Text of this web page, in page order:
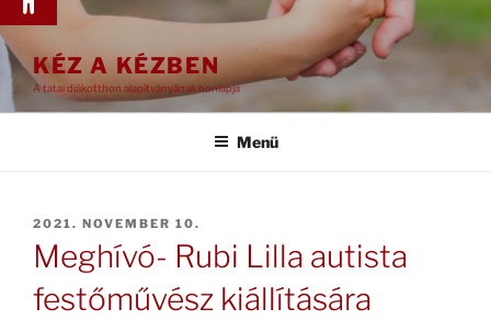
KÉZ A KÉZBEN
A tatai diákotthon alapítványának honlapja
Menü
BEKÜLDVE:
2021. NOVEMBER 10.
Meghívó- Rubi Lilla autista
festőművész kiállítására